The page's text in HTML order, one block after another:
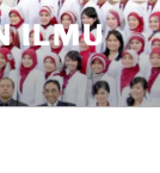
ILMU